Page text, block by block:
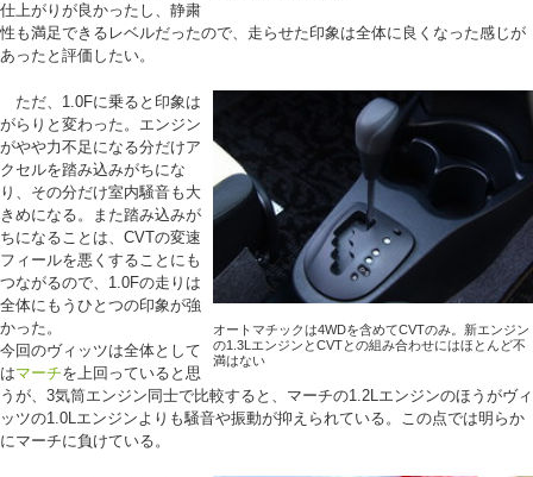
仕上がりが良かったし、静粛
性も満足できるレベルだったので、走らせた印象は全体に良くなった感じが
あったと評価したい。
オートマチックは4WDを含めてCVTのみ。新エンジン
の1.3LエンジンとCVTとの組み合わせにはほとんど不
満はない
ただ、1.0Fに乗ると印象は
がらりと変わった。エンジン
がやや力不足になる分だけア
クセルを踏み込みがちにな
り、その分だけ室内騒音も大
きめになる。また踏み込みが
ちになることは、CVTの変速
フィールを悪くすることにも
つながるので、1.0Fの走りは
全体にもうひとつの印象が強
かった。
今回のヴィッツは全体として
はマーチを上回っていると思
うが、3気筒エンジン同士で比較すると、マーチの1.2Lエンジンのほうがヴィ
ッツの1.0Lエンジンよりも騒音や振動が抑えられている。この点では明らか
にマーチに負けている。